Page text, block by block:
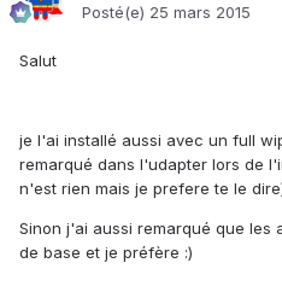
Posté(e) 25 mars 2015
Salut
je l'ai installé aussi avec un full
remarqué dans l'udapter lors de
n'est rien mais je prefere te le
Sinon j'ai aussi remarqué que les
de base et je préfère :)